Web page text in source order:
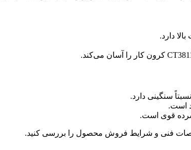
فنی و شرایط فروش محصول را بررسی کنید.